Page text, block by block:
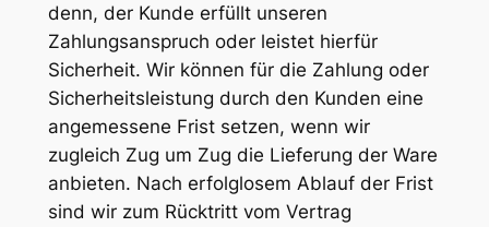
denn, der Kunde erfüllt unseren
Zahlungsanspruch oder leistet hierfür
Sicherheit. Wir können für die Zahlung oder
Sicherheitsleistung durch den Kunden eine
angemessene Frist setzen, wenn wir
zugleich Zug um Zug die Lieferung der Ware
anbieten. Nach erfolglosem Ablauf der Frist
sind wir zum Rücktritt vom Vertrag